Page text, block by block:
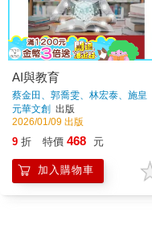
AI與教育
蔡金田、郭喬雯、林宏泰、施皇
羽、張鴻章、沈秋宏、吳夢竹、林
吟馨著
元華文創 出版
2026/01/09 出版
9 折 特價 468 元
加入購物車